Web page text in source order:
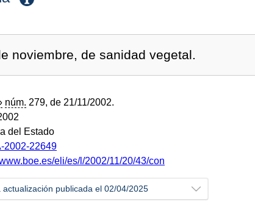
noviembre, de sanidad vegetal.
núm. 279, de 21/11/2002.
del Estado
2002-22649
eli/es/l/2002/11/20/43/con
actualización publicada el 02/04/2025